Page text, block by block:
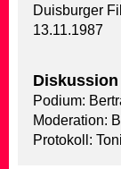
Duisburger
13.11.1987
Diskussion
Podium:
Moderation:
Protokoll: